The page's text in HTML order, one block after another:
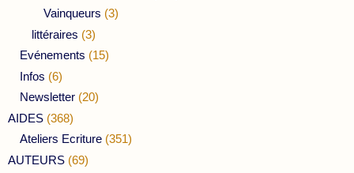
Vainqueurs (3)
littéraires (3)
Evénements (15)
Infos (6)
Newsletter (20)
AIDES (368)
Ateliers Ecriture (351)
AUTEURS (69)